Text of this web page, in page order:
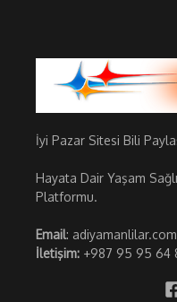
İyi Pazar Sitesi Bili
Hayata Dair Yaşam
Platformu.
Email:
İletişim: +987 95 95 64